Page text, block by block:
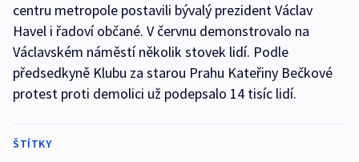
centru metropole postavili bývalý prezident Václav
Havel i řadoví občané. V červnu demonstrovalo na
Václavském náměstí několik stovek lidí. Podle
předsedkyně Klubu za starou Prahu Kateřiny Bečkové
protest proti demolici už podepsalo 14 tisíc lidí.
ŠTÍTKY